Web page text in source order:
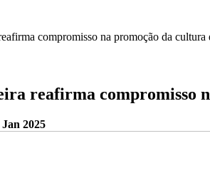
compromisso na promoção da cultura
reafirma compromisso
Jan 2025